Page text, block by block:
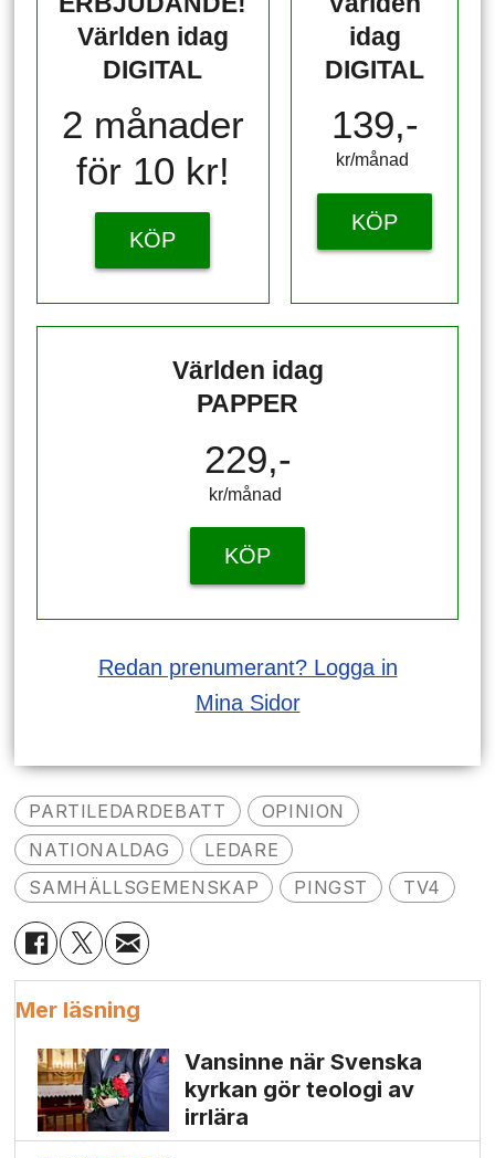
Världen idag
DIGITAL
2 månader
för 10 kr!
KÖP
idag
DIGITAL
139,-
kr/månad ​​​​​​
KÖP
Världen idag
PAPPER
229,-
kr/månad ​​​​​​
KÖP
Redan prenumerant? Logga in
Mina Sidor
PARTILEDARDEBATT
OPINION
NATIONALDAG
LEDARE
SAMHÄLLSGEMENSKAP
PINGST TV4
Mer läsning
Vansinne när Svenska
kyrkan gör teologi av
irrlära